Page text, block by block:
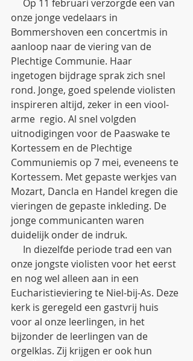
Op 11 februari verzorgde een van
onze jonge vedelaars in
Bommershoven een concertmis in
aanloop naar de viering van de
Plechtige Communie. Haar
ingetogen bijdrage sprak zich snel
rond. Jonge, goed spelende violisten
inspireren altijd, zeker in een viool-
arme  regio. Al snel volgden
uitnodigingen voor de Paaswake te
Kortessem en de Plechtige
Communiemis op 7 mei, eveneens te
Kortessem. Met gepaste werkjes van
Mozart, Dancla en Handel kregen die
vieringen de gepaste inkleding. De
jonge communicanten waren
duidelijk onder de indruk.
In diezelfde periode trad een van
onze jongste violisten voor het eerst
en nog wel alleen aan in een
Eucharistieviering te Niel-bij-As. Deze
kerk is geregeld een gastvrij huis
voor al onze leerlingen, in het
bijzonder de leerlingen van de
orgelklas. Zij krijgen er ook hun